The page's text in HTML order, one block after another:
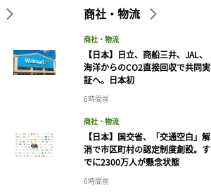
商社・物流
商社・物流
【日本】日立、商船三井、JAL、
海洋からのCO2直接回収で共同実
証へ。日本初
6時間前
商社・物流
【日本】国交省、「交通空白」解
消で市区町村の認定制度創設。す
でに2300万人が懸念状態
6時間前